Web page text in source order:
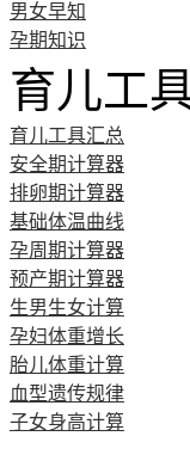
男女早知
孕期知识
育儿工
育儿工具汇总
安全期计算器
排卵期计算器
基础体温曲线
孕周期计算器
预产期计算器
生男生女计算
孕妇体重增长
胎儿体重计算
血型遗传规律
子女身高计算